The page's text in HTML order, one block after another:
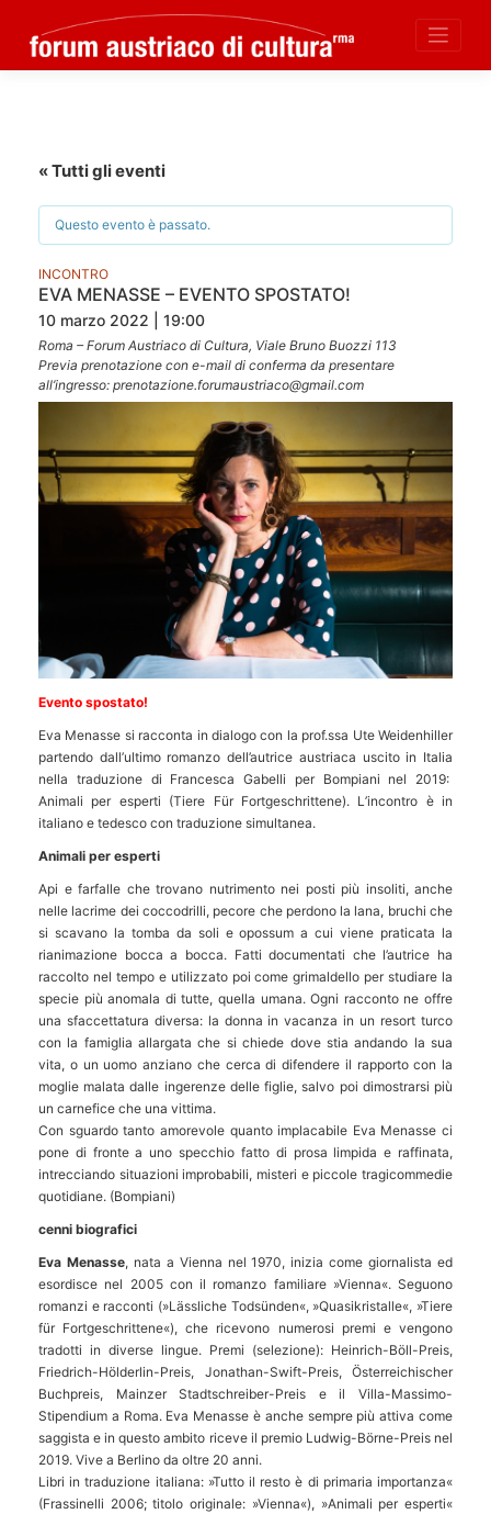
« Tutti gli eventi
Questo evento è passato.
INCONTRO
EVA MENASSE – EVENTO SPOSTATO!
10 marzo 2022 | 19:00
Roma – Forum Austriaco di Cultura, Viale Bruno Buozzi 113
Previa prenotazione con e-mail di conferma da presentare
all’ingresso: prenotazione.forumaustriaco@gmail.com
Evento spostato!
Eva Menasse si racconta in dialogo con la prof.ssa Ute Weidenhiller
partendo dall’ultimo romanzo dell’autrice austriaca uscito in Italia
nella traduzione di Francesca Gabelli per Bompiani nel 2019:
Animali per esperti (Tiere Für Fortgeschrittene). L’incontro è in
italiano e tedesco con traduzione simultanea.
Animali per esperti
Api e farfalle che trovano nutrimento nei posti più insoliti, anche
nelle lacrime dei coccodrilli, pecore che perdono la lana, bruchi che
si scavano la tomba da soli e opossum a cui viene praticata la
rianimazione bocca a bocca. Fatti documentati che l’autrice ha
raccolto nel tempo e utilizzato poi come grimaldello per studiare la
specie più anomala di tutte, quella umana. Ogni racconto ne offre
una sfaccettatura diversa: la donna in vacanza in un resort turco
con la famiglia allargata che si chiede dove stia andando la sua
vita, o un uomo anziano che cerca di difendere il rapporto con la
moglie malata dalle ingerenze delle figlie, salvo poi dimostrarsi più
un carnefice che una vittima.
Con sguardo tanto amorevole quanto implacabile Eva Menasse ci
pone di fronte a uno specchio fatto di prosa limpida e raffinata,
intrecciando situazioni improbabili, misteri e piccole tragicommedie
quotidiane. (Bompiani)
cenni biografici
Eva Menasse, nata a Vienna nel 1970, inizia come giornalista ed
esordisce nel 2005 con il romanzo familiare »Vienna«. Seguono
romanzi e racconti (»Lässliche Todsünden«, »Quasikristalle«, »Tiere
für Fortgeschrittene«), che ricevono numerosi premi e vengono
tradotti in diverse lingue. Premi (selezione): Heinrich-Böll-Preis,
Friedrich-Hölderlin-Preis, Jonathan-Swift-Preis, Österreichischer
Buchpreis, Mainzer Stadtschreiber-Preis e il Villa-Massimo-
Stipendium a Roma. Eva Menasse è anche sempre più attiva come
saggista e in questo ambito riceve il premio Ludwig-Börne-Preis nel
2019. Vive a Berlino da oltre 20 anni.
Libri in traduzione italiana: »Tutto il resto è di primaria importanza«
(Frassinelli 2006; titolo originale: »Vienna«), »Animali per esperti«